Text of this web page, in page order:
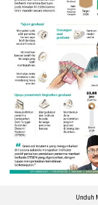
Unduh